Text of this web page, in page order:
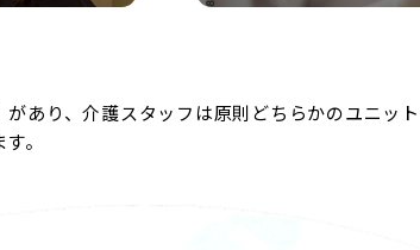
あり、介護スタッフは原則どちらかのユニッ
。